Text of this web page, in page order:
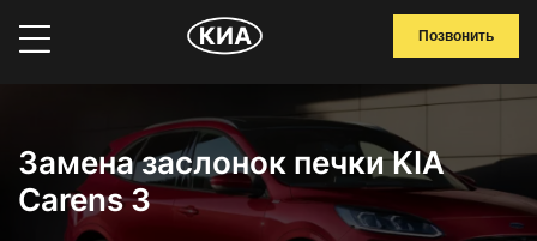
Позвонить
Замена заслонок печки KIA
Carens 3